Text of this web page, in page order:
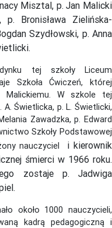
Misztal, p. Jan Malicki
Bronisława Zielińska-
Szydłowski, p. Anna
tej szkoły Liceum
Szkoła Ćwiczeń, której
Malickiemu. W szkole tej
A. Świetlicka, p. L. Świetlicki,
Zawadzka, p. Edward
Szkoły Podstawowej
nauczyciel i kierownik
śmierci w 1966 roku.
zostaje p. Jadwiga
około 1000 nauczycieli,
kadrą pedagogiczną i